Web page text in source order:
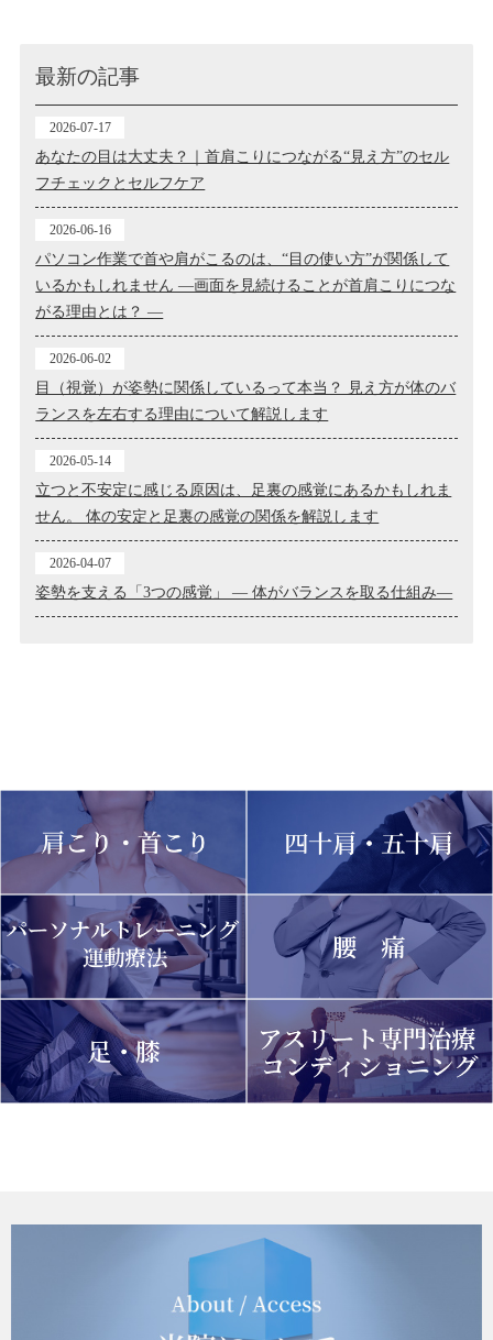
最新の記事
2026-07-17
あなたの目は大丈夫？｜首肩こりにつながる“見え方”のセル
フチェックとセルフケア
2026-06-16
パソコン作業で首や肩がこるのは、“目の使い方”が関係して
いるかもしれません ―画面を見続けることが首肩こりにつな
がる理由とは？ ―
2026-06-02
目（視覚）が姿勢に関係しているって本当？ 見え方が体のバ
ランスを左右する理由について解説します
2026-05-14
立つと不安定に感じる原因は、足裏の感覚にあるかもしれま
せん。 体の安定と足裏の感覚の関係を解説します
2026-04-07
姿勢を支える「3つの感覚」 ― 体がバランスを取る仕組み―